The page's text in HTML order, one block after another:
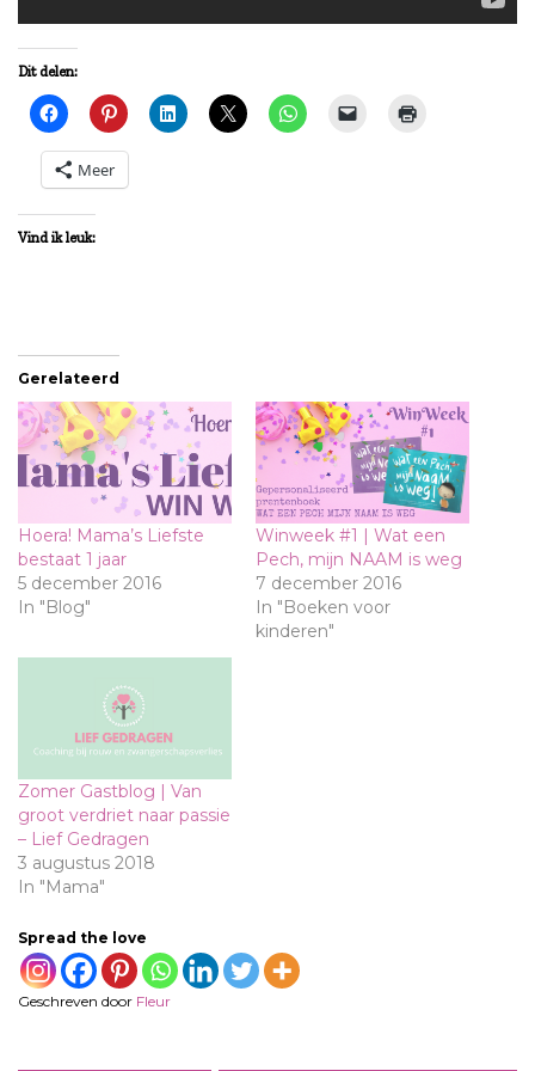
Dit delen:
Meer
Vind ik leuk:
Gerelateerd
Hoera! Mama’s Liefste
bestaat 1 jaar
5 december 2016
In "Blog"
Winweek #1 | Wat een
Pech, mijn NAAM is weg
7 december 2016
In "Boeken voor
kinderen"
Zomer Gastblog | Van
groot verdriet naar passie
– Lief Gedragen
3 augustus 2018
In "Mama"
Spread the love
Geschreven door Fleur